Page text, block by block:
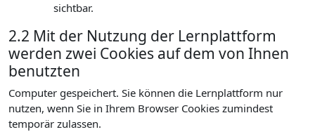
sichtbar.
2.2 Mit der Nutzung der Lernplattform
werden zwei Cookies auf dem von Ihnen
benutzten
Computer gespeichert. Sie können die Lernplattform nur
nutzen, wenn Sie in Ihrem Browser Cookies zumindest
temporär zulassen.